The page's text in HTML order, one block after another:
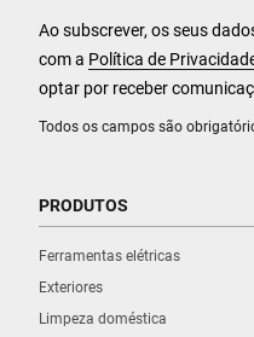
Todos os campos são
Ao subscrever, os seus
com a Política de
optar por receber
PRODUTOS
Ferramentas elétricas
Exteriores
Limpeza doméstica